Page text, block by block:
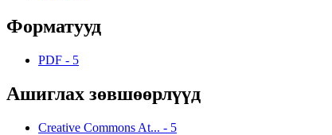
Форматууд
PDF - 5
Ашиглах зөвшөөрлүүд
Creative Commons At... - 5